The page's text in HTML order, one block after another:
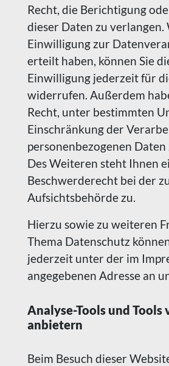
Recht, die Berichtigung
dieser Daten zu verlangen.
Einwilligung zur
erteilt haben, können Sie
Einwilligung jederzeit für
widerrufen. Außerdem
Recht, unter bestimmten
Einschränkung der
personenbezogenen
Des Weiteren steht Ihnen
Beschwerderecht bei der
Aufsichtsbehörde zu.
Hierzu sowie zu weiteren
Thema Datenschutz
jederzeit unter der im
angegebenen Adresse an
Analyse-Tools und
anbietern
Beim Besuch dieser